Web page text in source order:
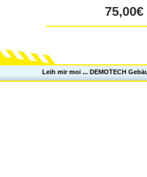
75,00€
Leih mir moi ... DEMOTECH